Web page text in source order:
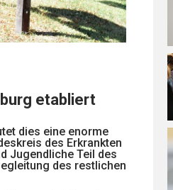
etabliert
dies eine enorme
des Erkrankten
Jugendliche Teil des
des restlichen